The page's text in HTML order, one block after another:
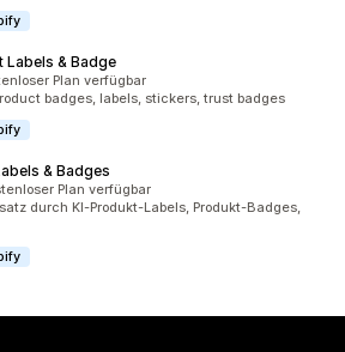
Labels & Badge
insgesamtPlan verfügbar
badges, labels, stickers, trust badges
& Badges
insgesamtPlan verfügbar
durch KI-Produkt-Labels, Produkt-Badges,